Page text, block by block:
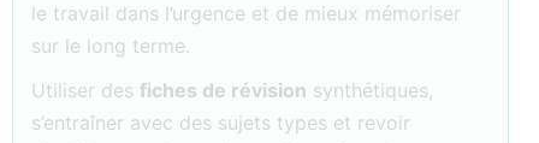
le travail dans l’urgence et de mieux mémoriser
sur le long terme.
Utiliser des fiches de révision synthétiques,
s’entraîner avec des sujets types et revoir